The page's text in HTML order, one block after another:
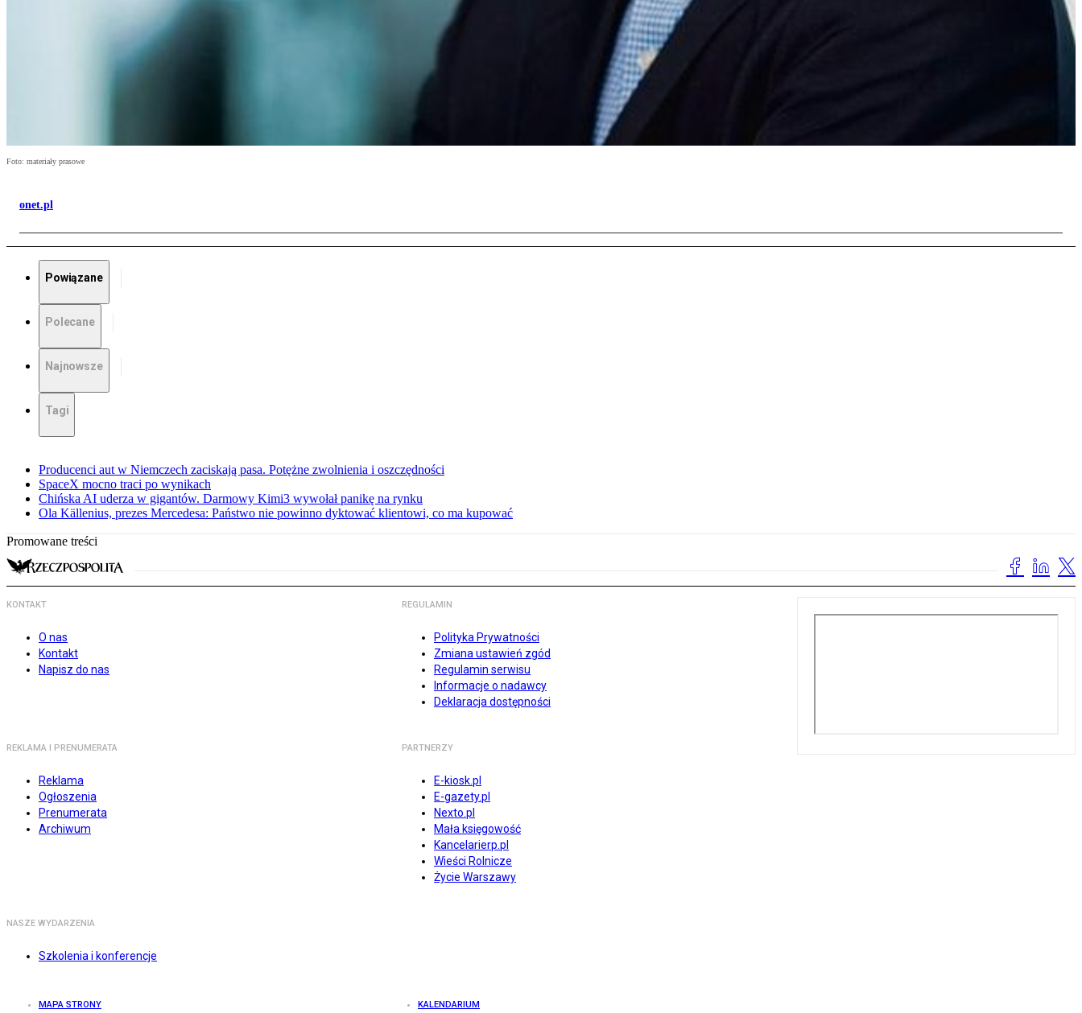
Foto: materiały prasowe
onet.pl
Powiązane
Polecane
Najnowsze
Tagi
Producenci aut w Niemczech zaciskają pasa. Potężne zwolnienia i oszczędności
SpaceX mocno traci po wynikach
Chińska AI uderza w gigantów. Darmowy Kimi3 wywołał panikę na rynku
Ola Källenius, prezes Mercedesa: Państwo nie powinno dyktować klientowi, co ma kupować
Promowane treści
KONTAKT
O nas
Kontakt
Napisz do nas
REGULAMIN
Polityka Prywatności
Zmiana ustawień zgód
Regulamin serwisu
Informacje o nadawcy
Deklaracja dostępności
REKLAMA I PRENUMERATA
Reklama
Ogłoszenia
Prenumerata
Archiwum
PARTNERZY
E-kiosk.pl
E-gazety.pl
Nexto.pl
Mała księgowość
Kancelarierp.pl
Wieści Rolnicze
Życie Warszawy
NASZE WYDARZENIA
Szkolenia i konferencje
MAPA STRONY KALENDARIUM